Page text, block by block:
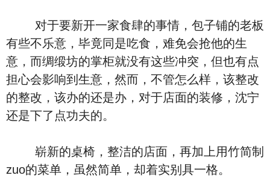
对于要新开一家食肆的事情，包子铺的老板
有些不乐意，毕竟同是吃食，难免会抢他的生
意，而绸缎坊的掌柜就没有这些冲突，但也有点
担心会影响到生意，然而，不管怎么样，该整改
的整改，该办的还是办，对于店面的装修，沈宁
还是下了点功夫的。
崭新的桌椅，整洁的店面，再加上用竹简制
zuo的菜单，虽然简单，却着实别具一格。